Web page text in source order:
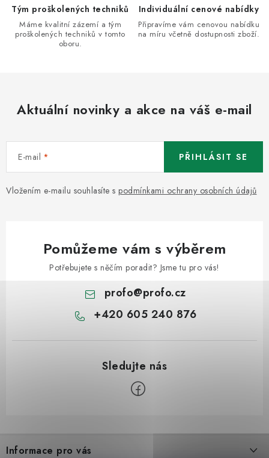
Tým proškolených techniků
Máme kvalitní zázemí a tým
proškolených techniků v tomto
oboru.
Individuální cenové nabídky
Připravíme vám cenovou nabídku
na míru včetně dostupnosti zboží.
Aktuální novinky a akce na váš e-mail
E-mail
Vložením e-mailu souhlasíte s podmínkami ochrany osobních údajů
PŘIHLÁSIT SE
Pomůžeme vám s výběrem
Potřebujete s něčím poradit? Jsme tu pro vás!
profo@profo.cz
+420 605 240 876
á
Informace pro vás